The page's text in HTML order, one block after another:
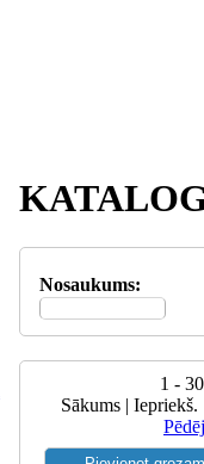
Nosaukums:
1 -
Sākums |